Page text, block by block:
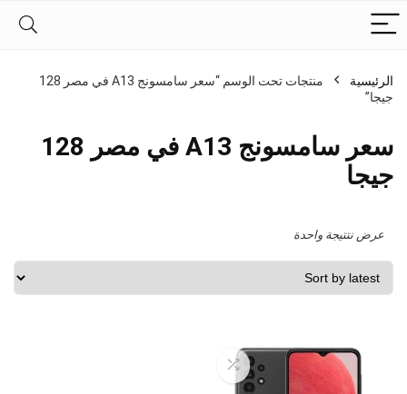
الرئيسية
منتجات تحت الوسم “سعر سامسونج A13 في مصر 128
جيجا”
سعر سامسونج A13 في مصر 128
جيجا
عرض نتتيجة واحدة